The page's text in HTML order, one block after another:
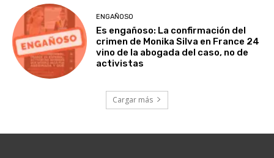
ENGAÑOSO
Es engañoso: La confirmación del
crimen de Monika Silva en France 24
vino de la abogada del caso, no de
activistas
Cargar más